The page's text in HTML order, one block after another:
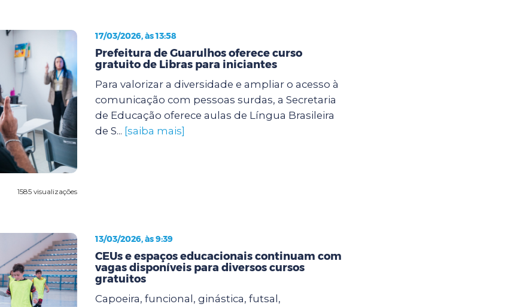
1585 visualizações
17/03/2026, às 13:58
Prefeitura de Guarulhos oferece curso
gratuito de Libras para iniciantes
Para valorizar a diversidade e ampliar o acesso à
comunicação com pessoas surdas, a Secretaria
de Educação oferece aulas de Língua Brasileira
de S... [saiba mais]
13/03/2026, às 9:39
CEUs e espaços educacionais continuam com
vagas disponíveis para diversos cursos
gratuitos
Capoeira, funcional, ginástica, futsal,